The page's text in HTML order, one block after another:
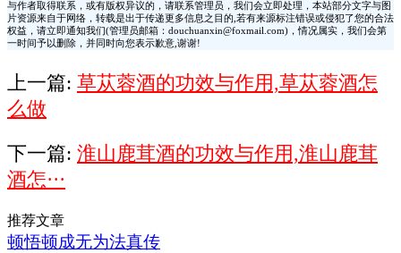
与作者取得联系，或有版权异议的，请联系管理员，我们会立即处理，本站部分文字与图
片资源来自于网络，转载是出于传递更多信息之目的,若有来源标注错误或侵犯了您的合法
权益，请立即通知我们(管理员邮箱：douchuanxin@foxmail.com)，情况属实，我们会第
一时间予以删除，并同时向您表示歉意,谢谢!
上一篇: 草苁蓉酒的功效与作用,草苁蓉酒怎
么做
下一篇: 淮山鹿茸酒的功效与作用,淮山鹿茸
酒怎···
推荐文章
顿悟顿成无为法真传